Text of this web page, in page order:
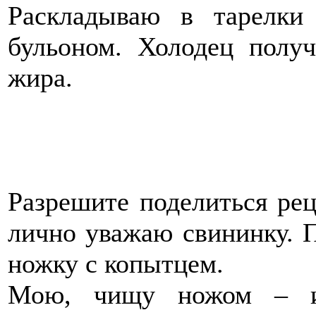
Раскладываю в
бульоном. Холодец
жира.
Разрешите поделиться
лично уважаю свининку.
ножку с копытцем.
Мою, чищу ножом – и